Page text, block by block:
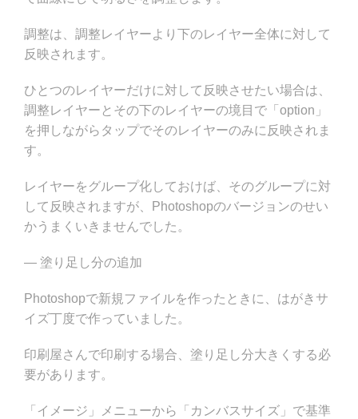
調整は、調整レイヤーより下のレイヤー全体に対して
反映されます。
ひとつのレイヤーだけに対して反映させたい場合は、
調整レイヤーとその下のレイヤーの境目で「option」
を押しながらタップでそのレイヤーのみに反映されま
す。
レイヤーをグループ化しておけば、そのグループに対
して反映されますが、Photoshopのバージョンのせい
かうまくいきませんでした。
— 塗り足し分の追加
Photoshopで新規ファイルを作ったときに、はがきサ
イズ丁度で作っていました。
印刷屋さんで印刷する場合、塗り足し分大きくする必
要があります。
「イメージ」メニューから「カンバスサイズ」で基準